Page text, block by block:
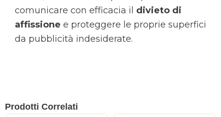
comunicare con efficacia il divieto di
affissione e proteggere le proprie superfici
da pubblicità indesiderate.
Prodotti Correlati